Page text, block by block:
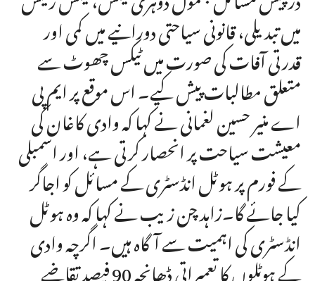
میں تبدیلی، قانونی سیاحتی دورانیے میں کمی اور
قدرتی آفات کی صورت میں ٹیکس چھوٹ سے
متعلق مطالبات پیش کیے۔ اس موقع پر ایم پی
اے منیر حسین لغمانی نے کہا کہ وادی کاغان کی
معیشت سیاحت پر انحصار کرتی ہے، اور اسمبلی
کے فورم پر ہوٹل انڈسٹری کے مسائل کو اجاگر
کیا جائے گا۔زاہد چن زیب نے کہا کہ وہ ہوٹل
انڈسٹری کی اہمیت سے آگاہ ہیں۔ اگرچہ وادی
کے ہوٹلوں کا تعمیراتی ڈھانچہ 90 فیصد تقاضے